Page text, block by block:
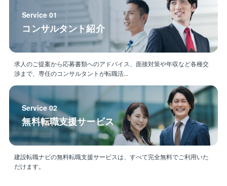
Service 01
コンサルタント紹介
求人のご提案から応募書類へのアドバイス、面接対策や年収など各種交
渉まで、専任のコンサルタントが転職活...
Service 02
無料転職支援サービス
建設転職ナビの無料転職支援サービスは、すべて完全無料でご利用いた
だけます。